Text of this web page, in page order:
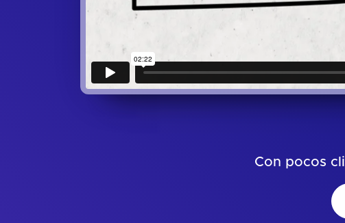
Con pocos